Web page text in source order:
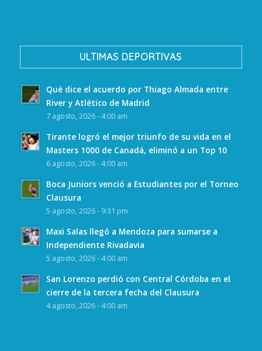
ULTIMAS DEPORTIVAS
Qué dice el acuerdo por Thiago Almada entre
River y Atlético de Madrid
7 agosto, 2026 - 4:00 am
Tirante logró el mejor triunfo de su vida en el
Masters 1000 de Canadá, eliminó a un Top 10
6 agosto, 2026 - 4:00 am
Boca Juniors venció a Estudiantes por el Torneo
Clausura
5 agosto, 2026 - 9:31 pm
Maxi Salas llegó a Mendoza para sumarse a
Independiente Rivadavia
5 agosto, 2026 - 4:00 am
San Lorenzo perdió con Central Córdoba en el
cierre de la tercera fecha del Clausura
4 agosto, 2026 - 4:00 am